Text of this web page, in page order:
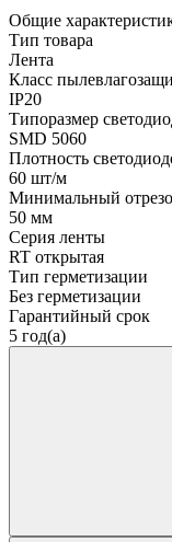
Общие
Тип товара
Лента
Класс
IP20
Типоразмер
SMD 5060
Плотность
60 шт/м
Минимальный
50 мм
Серия ленты
RT открытая
Тип герметизации
Без герметизации
Гарантийный срок
5 год(а)